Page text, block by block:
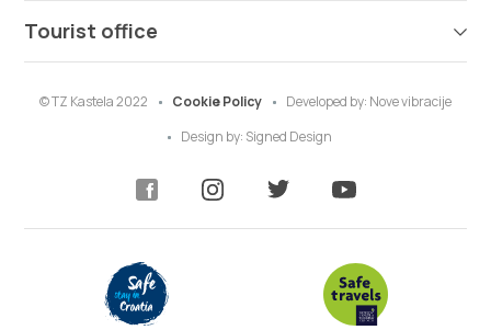
Tourist office
© TZ Kastela 2022 Cookie Policy Developed by: Nove vibracije
Design by: Signed Design